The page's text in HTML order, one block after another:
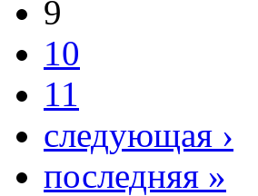
9
10
11
следующая ›
последняя »